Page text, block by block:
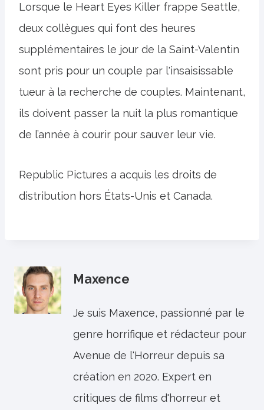
Lorsque le Heart Eyes Killer frappe Seattle,
deux collègues qui font des heures
supplémentaires le jour de la Saint-Valentin
sont pris pour un couple par l'insaisissable
tueur à la recherche de couples. Maintenant,
ils doivent passer la nuit la plus romantique
de l’année à courir pour sauver leur vie.
Republic Pictures a acquis les droits de
distribution hors États-Unis et Canada.
Maxence
Je suis Maxence, passionné par le
genre horrifique et rédacteur pour
Avenue de l'Horreur depuis sa
création en 2020. Expert en
critiques de films d'horreur et